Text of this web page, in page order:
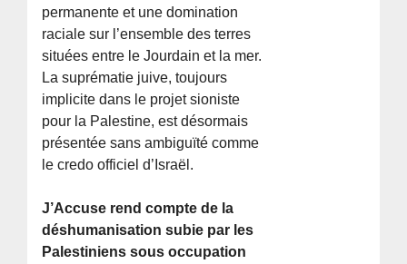
permanente et une domination
raciale sur l’ensemble des terres
situées entre le Jourdain et la mer.
La suprématie juive, toujours
implicite dans le projet sioniste
pour la Palestine, est désormais
présentée sans ambiguïté comme
le credo officiel d’Israël.
J’Accuse rend compte de la
déshumanisation subie par les
Palestiniens sous occupation